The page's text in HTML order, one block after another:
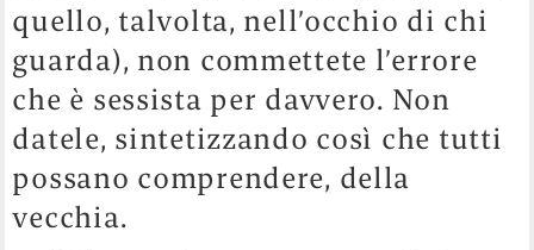
quello, talvolta, nell’occhio di chi
guarda), non commettete l’errore
che è sessista per davvero. Non
datele, sintetizzando così che tutti
possano comprendere, della
vecchia.